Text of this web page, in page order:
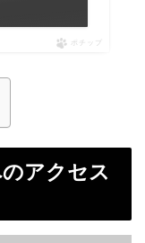
ポチップ
アクセス